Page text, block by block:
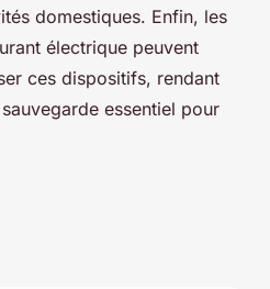
domestiques. Enfin, les
électrique peuvent
ces dispositifs, rendant
sauvegarde essentiel pour